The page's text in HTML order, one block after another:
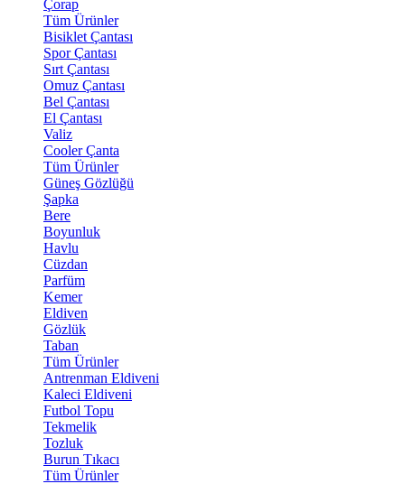
Çorap
Tüm Ürünler
Bisiklet Çantası
Spor Çantası
Sırt Çantası
Omuz Çantası
Bel Çantası
El Çantası
Valiz
Cooler Çanta
Tüm Ürünler
Güneş Gözlüğü
Şapka
Bere
Boyunluk
Havlu
Cüzdan
Parfüm
Kemer
Eldiven
Gözlük
Taban
Tüm Ürünler
Antrenman Eldiveni
Kaleci Eldiveni
Futbol Topu
Tekmelik
Tozluk
Burun Tıkacı
Tüm Ürünler